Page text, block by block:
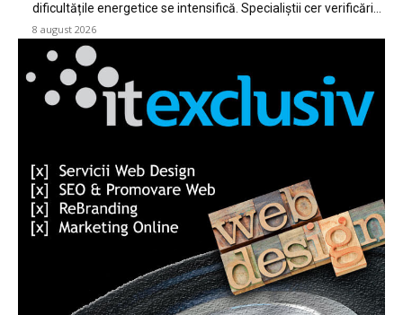
dificultățile energetice se intensifică. Specialiștii cer verificări…
8 august 2026